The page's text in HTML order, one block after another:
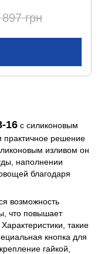
грн
16 с силиконовым
практичное решение
изливом он
наполнении
благодаря
возможность
что повышает
такие
кнопка для
гайкой,